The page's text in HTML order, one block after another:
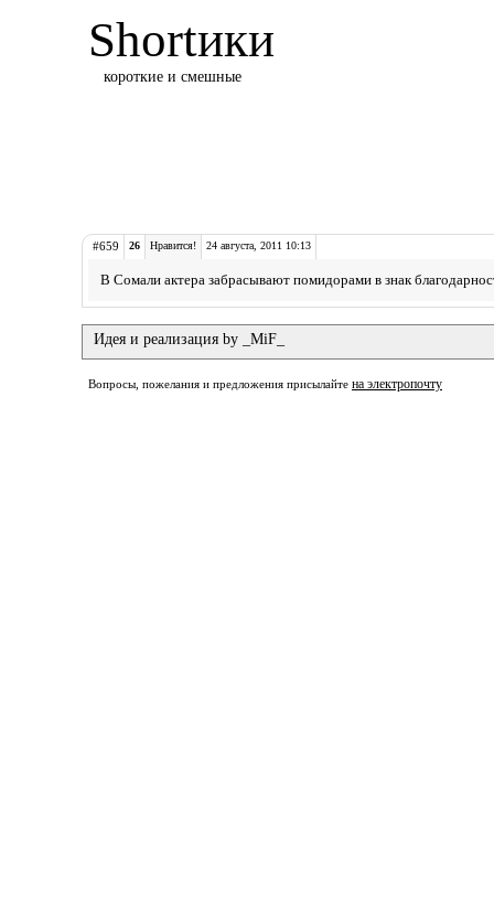
Shortики
короткие и смешные
#659 26 Нравится! 24 августа, 2011 10:13
В Сомали актера забрасывают помидорами в знак
Идея и реализация by _MiF_
Вопросы, пожелания и предложения присылайте на электропочту